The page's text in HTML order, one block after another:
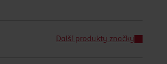
Další produkty značky